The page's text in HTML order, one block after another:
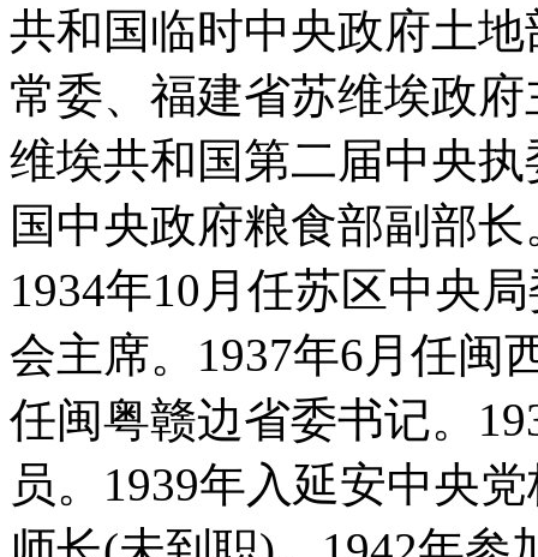
共和国临时中央政府土
常委、福建省苏维埃政
维埃共和国第二届中央
国中央政府粮食部副部
1934年10月任苏区中央
会主席。1937年6月任闽
任闽粤赣边省委书记。
员。1939年入延安中央